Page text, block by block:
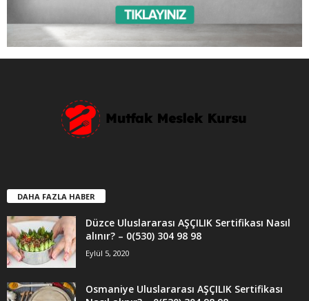
DAHA FAZLA HABER
Düzce Uluslararası AŞÇILIK Sertifikası Nasıl
alınır? – 0(530) 304 98 98
Eylül 5, 2020
Osmaniye Uluslararası AŞÇILIK Sertifikası